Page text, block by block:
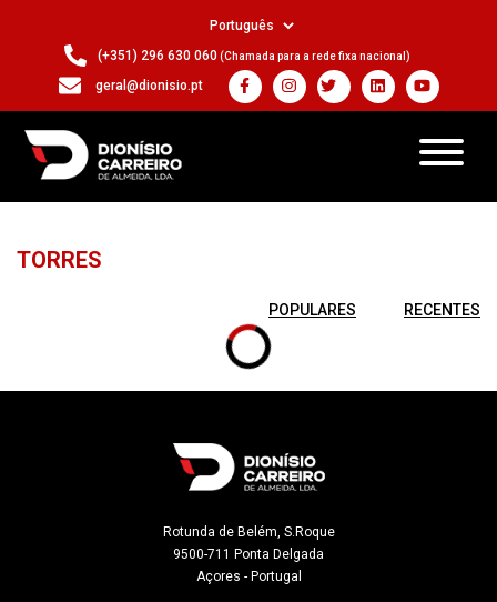
(+351) 296 630 060(Chamada para a rede fixa nacional)
geral@dionisio.pt
TORRES
POPULARES RECENTES
Rotunda de Belém, S.Roque
9500-711 Ponta Delgada
Açores - Portugal